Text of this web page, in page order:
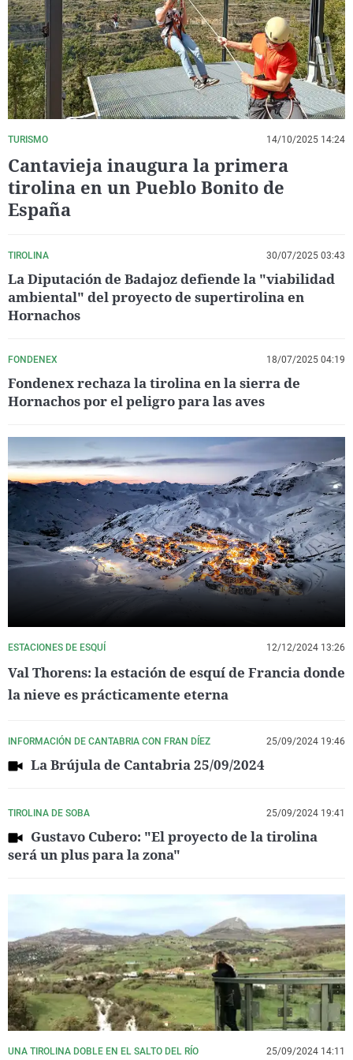
La rosa de los vientos
Gente viajera
Como el perro y el
Caso
Retornados
Equipo de
Operación Viuda
Extremadura
Galicia
La Rioja
Navarra
País Vasco
Virales
Televisión
Elecciones
TURISMO 14/10/2025 14:24
Cantavieja inaugura la primera
tirolina en un Pueblo Bonito de
España
TIROLINA 30/07/2025 03:43
La Diputación de Badajoz defiende la "viabilidad
ambiental" del proyecto de supertirolina en
Hornachos
FONDENEX 18/07/2025 04:19
Fondenex rechaza la tirolina en la sierra de
Hornachos por el peligro para las aves
ESTACIONES DE ESQUÍ 12/12/2024 13:26
Val Thorens: la estación de esquí de Francia donde
la nieve es prácticamente eterna
INFORMACIÓN DE CANTABRIA CON FRAN DÍEZ 25/09/2024 19:46
La Brújula de Cantabria 25/09/2024
TIROLINA DE SOBA 25/09/2024 19:41
Gustavo Cubero: "El proyecto de la tirolina
será un plus para la zona"
UNA TIROLINA DOBLE EN EL SALTO DEL RÍO 25/09/2024 14:11